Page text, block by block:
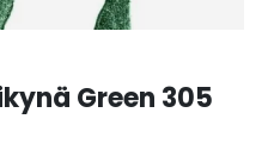
Green 305